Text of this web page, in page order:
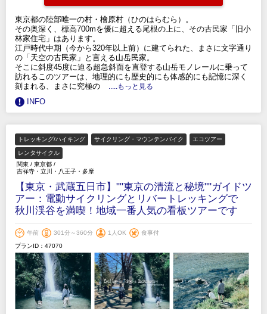
東京都の陸部唯一の村・檜原村（ひのはらむら）。
その奥深く、標高700mを優に超える尾根の上に、その古民家「旧小
林家住宅」はあります。
江戸時代中期（今から320年以上前）に建てられた、まさに文字通り
の「天空の古民家」と言える山岳民家。
そこに斜度45度に迫る超急斜面を直登する山岳モノレールに乗って
訪れるこのツアーは、地理的にも歴史的にも体感的にも記憶に深く
刻まれる、まさに究極の
.....もっと見る
INFO
トレッキング/ハイキング サイクリング・マウンテンバイク エコツアー
レンタサイクル
関東 / 東京都 /
吉祥寺・立川・八王子・多摩
【東京・武蔵五日市】""東京の清流と秘境""ガイドツ
アー：電動サイクリングとリバートレッキングで
秋川渓谷を満喫！地域一番人気の看板ツアーです
午前 301分～360分 1人OK
食事付
プランID：47070